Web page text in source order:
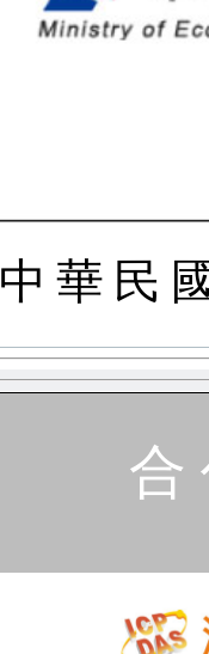
中華民
合